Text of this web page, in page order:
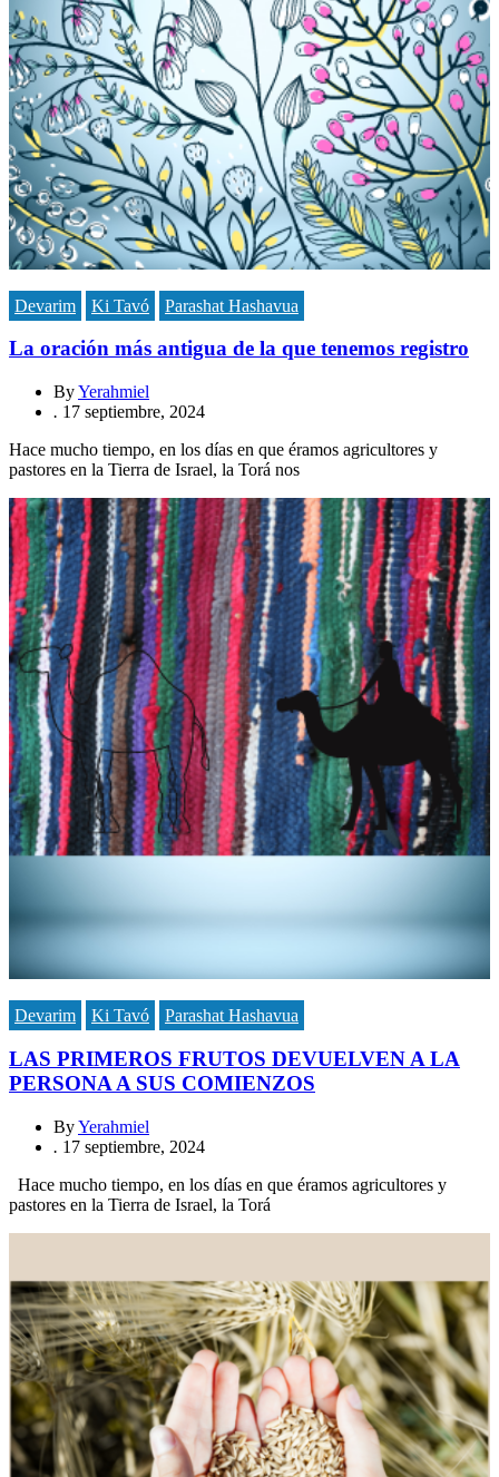
Devarim Ki Tavó Parashat Hashavua
La oración más antigua de la que tenemos registro
ByYerahmiel
. 17 septiembre, 2024
Hace mucho tiempo, en los días en que éramos agricultores y
pastores en la Tierra de Israel, la Torá nos
Devarim Ki Tavó Parashat Hashavua
LAS PRIMEROS FRUTOS DEVUELVEN A LA
PERSONA A SUS COMIENZOS
ByYerahmiel
. 17 septiembre, 2024
Hace mucho tiempo, en los días en que éramos agricultores y
pastores en la Tierra de Israel, la Torá